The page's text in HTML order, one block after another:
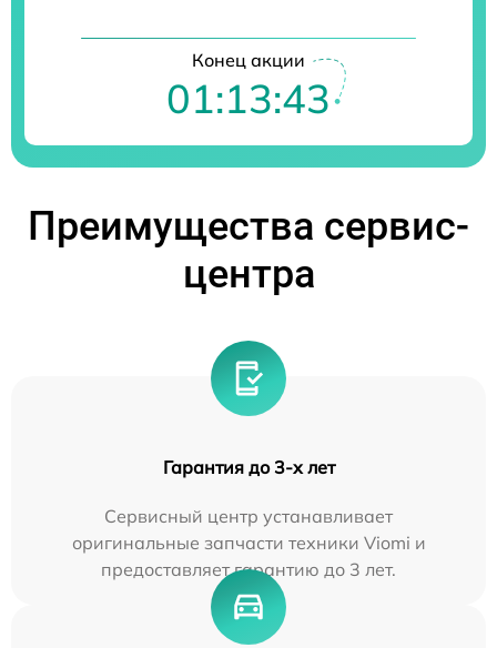
Конец акции
01:13:42
Преимущества сервис-
центра
Гарантия до 3-х лет
Сервисный центр устанавливает
оригинальные запчасти техники Viomi и
предоставляет гарантию до 3 лет.